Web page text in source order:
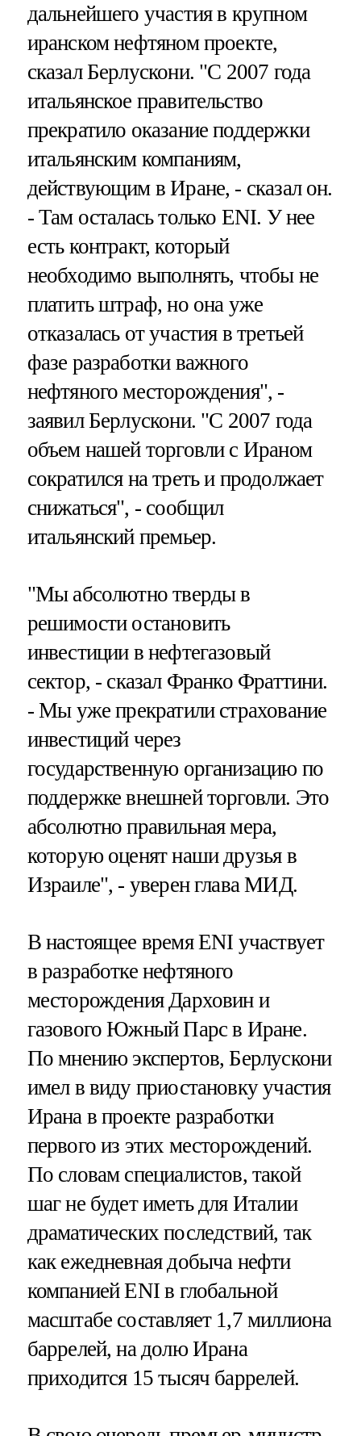
дальнейшего участия в крупном
иранском нефтяном проекте,
сказал Берлускони. "С 2007 года
итальянское правительство
прекратило оказание поддержки
итальянским компаниям,
действующим в Иране, - сказал он.
- Там осталась только ENI. У нее
есть контракт, который
необходимо выполнять, чтобы не
платить штраф, но она уже
отказалась от участия в третьей
фазе разработки важного
нефтяного месторождения", -
заявил Берлускони. "С 2007 года
объем нашей торговли с Ираном
сократился на треть и продолжает
снижаться", - сообщил
итальянский премьер.
"Мы абсолютно тверды в
решимости остановить
инвестиции в нефтегазовый
сектор, - сказал Франко Фраттини.
- Мы уже прекратили страхование
инвестиций через
государственную организацию по
поддержке внешней торговли. Это
абсолютно правильная мера,
которую оценят наши друзья в
Израиле", - уверен глава МИД.
В настоящее время ENI участвует
в разработке нефтяного
месторождения Дарховин и
газового Южный Парс в Иране.
По мнению экспертов, Берлускони
имел в виду приостановку участия
Ирана в проекте разработки
первого из этих месторождений.
По словам специалистов, такой
шаг не будет иметь для Италии
драматических последствий, так
как ежедневная добыча нефти
компанией ENI в глобальной
масштабе составляет 1,7 миллиона
баррелей, на долю Ирана
приходится 15 тысяч баррелей.